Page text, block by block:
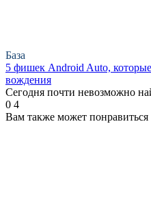
База
5 фишек Android Auto,
вождения
Сегодня почти невозможно
0 4
Вам также может понравиться